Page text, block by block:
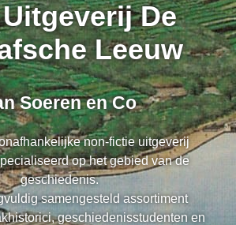
De
Leeuw
Soeren en Co
non-fictie uitgeverij
op het gebied van de
geschiedenis.
samengesteld assortiment
geschiedenisstudenten en